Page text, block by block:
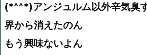
(*^^*)アンジュルム以外辛気臭
界から消えたのん
もう興味ないよん